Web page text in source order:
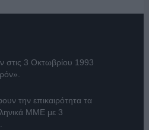
στις 3 Οκτωβρίου 1993
την επικαιρότητα τα
ΜΜΕ με 3